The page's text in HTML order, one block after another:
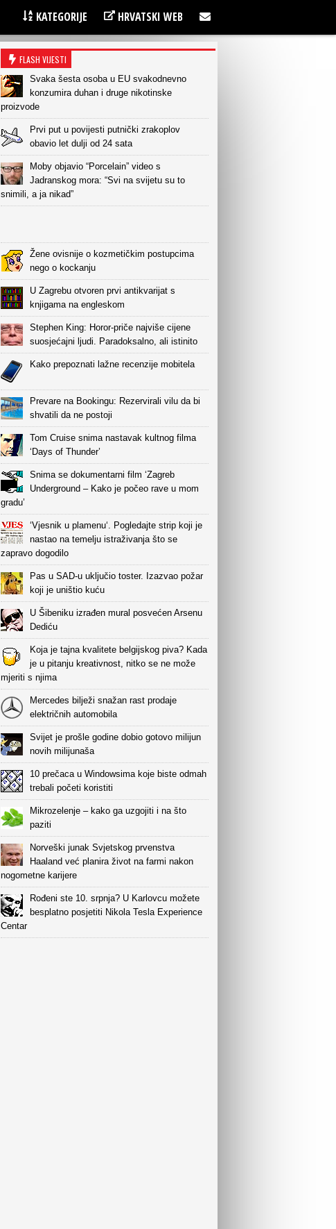
KATEGORIJE HRVATSKI WEB
FLASH VIJESTI
Svaka šesta osoba u EU svakodnevno
konzumira duhan i druge nikotinske
proizvode
Prvi put u povijesti putnički zrakoplov
obavio let dulji od 24 sata
Moby objavio “Porcelain” video s
Jadranskog mora: “Svi na svijetu su to
snimili, a ja nikad”
Žene ovisnije o kozmetičkim postupcima
nego o kockanju
U Zagrebu otvoren prvi antikvarijat s
knjigama na engleskom
Stephen King: Horor-priče najviše cijene
suosjećajni ljudi. Paradoksalno, ali istinito
Kako prepoznati lažne recenzije mobitela
Prevare na Bookingu: Rezervirali vilu da bi
shvatili da ne postoji
Tom Cruise snima nastavak kultnog filma
‘Days of Thunder’
Snima se dokumentarni film ‘Zagreb
Underground – Kako je počeo rave u mom
gradu’
‘Vjesnik u plamenu‘. Pogledajte strip koji je
nastao na temelju istraživanja što se
zapravo dogodilo
Pas u SAD-u uključio toster. Izazvao požar
koji je uništio kuću
U Šibeniku izrađen mural posvećen Arsenu
Dediću
Koja je tajna kvalitete belgijskog piva? Kada
je u pitanju kreativnost, nitko se ne može
mjeriti s njima
Mercedes bilježi snažan rast prodaje
električnih automobila
Svijet je prošle godine dobio gotovo milijun
novih milijunaša
10 prečaca u Windowsima koje biste odmah
trebali početi koristiti
Mikrozelenje – kako ga uzgojiti i na što
paziti
Norveški junak Svjetskog prvenstva
Haaland već planira život na farmi nakon
nogometne karijere
Rođeni ste 10. srpnja? U Karlovcu možete
besplatno posjetiti Nikola Tesla Experience
Centar